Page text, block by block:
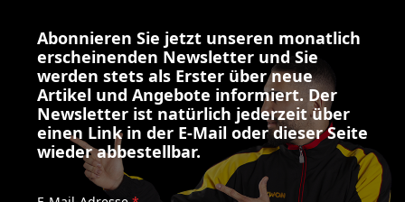
Abonnieren Sie jetzt unseren monatlich
erscheinenden Newsletter und Sie
werden stets als Erster über neue
Artikel und Angebote informiert. Der
Newsletter ist natürlich jederzeit über
einen Link in der E-Mail oder dieser Seite
wieder abbestellbar.